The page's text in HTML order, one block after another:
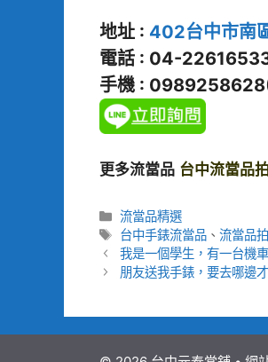
地址 : 402台中市南
電話 : 04-
手機 :
更多流當品 台中流當品
分
類
流當品精選
標
籤
台中手錶流當品 、流當品
我是一個學生，有一台機
朋友送我手錶，要去哪邊